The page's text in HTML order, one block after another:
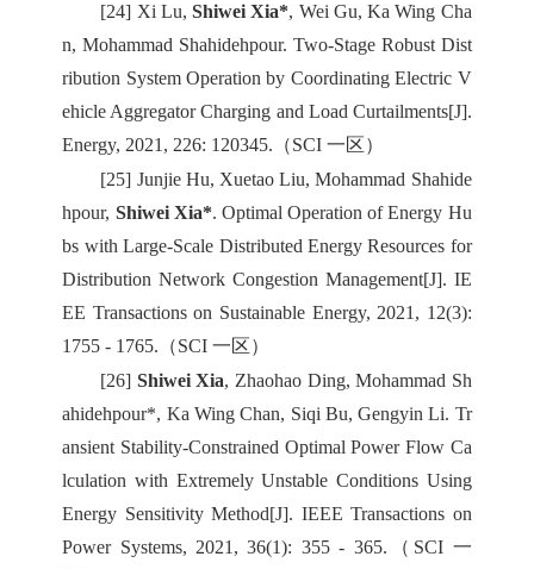
[24] Xi Lu,Shiwei Xia*, Wei Gu, Ka Wing Cha
n, Mohammad Shahidehpour. Two-Stage Robust Dist
ribution System Operation by Coordinating Electric V
ehicle Aggregator Charging and Load Curtailments[J].
Energy, 2021, 226: 120345.（SCI 一区）
[25] Junjie Hu, Xuetao Liu, Mohammad Shahide
hpour, Shiwei Xia*. Optimal Operation of Energy Hu
bs with Large-Scale Distributed Energy Resources for
Distribution Network Congestion Management[J]. IE
EE Transactions on Sustainable Energy, 2021, 12(3):
1755 - 1765.（SCI 一区）
[26] Shiwei Xia, Zhaohao Ding, Mohammad Sh
ahidehpour*, Ka Wing Chan, Siqi Bu, Gengyin Li. Tr
ansient Stability-Constrained Optimal Power Flow Ca
lculation with Extremely Unstable Conditions Using
Energy Sensitivity Method[J]. IEEE Transactions on
Power Systems, 2021, 36(1): 355 - 365.（SCI 一